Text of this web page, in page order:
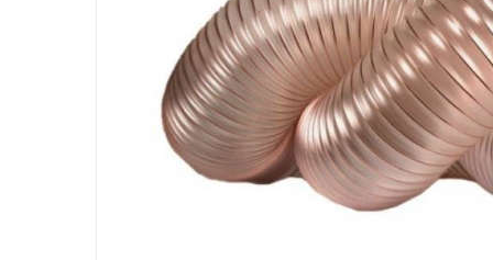
Strunguri cu cutie de viteze
Strunguri cu surub de ghidare
Strunguri de precizie
Strunguri metal cu freza
Strunguri universale cu afisaj